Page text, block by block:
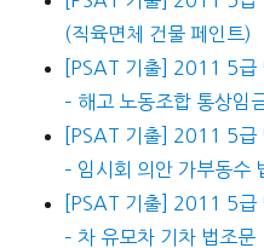
(직육면체 건물 페인트)
[PSAT 기출] 2011 5급
– 해고 노동조합 통상임
[PSAT 기출] 2011 5급
– 임시회 의안 가부동수
[PSAT 기출] 2011 5급
– 차 유모차 기차 법조문